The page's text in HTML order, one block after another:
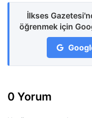
İlkses
öğrenmek için
0 Yorum